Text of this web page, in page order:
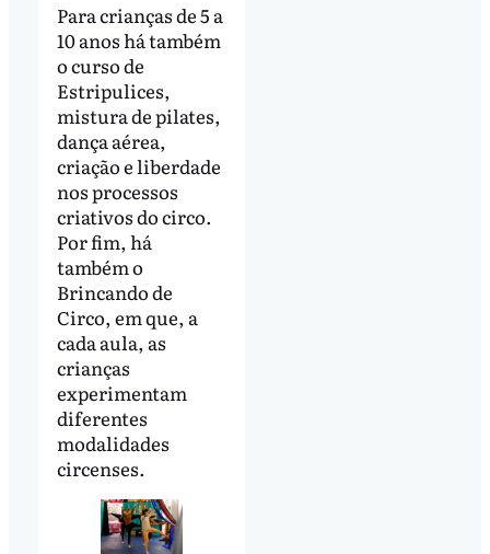
Para crianças de 5 a
10 anos há também
o curso de
Estripulices,
mistura de pilates,
dança aérea,
criação e liberdade
nos processos
criativos do circo.
Por fim, há
também o
Brincando de
Circo, em que, a
cada aula, as
crianças
experimentam
diferentes
modalidades
circenses.